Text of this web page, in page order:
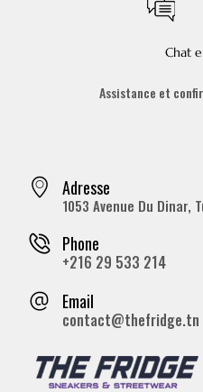
Chat
Assistance et
Adresse
1053 Avenue Du Dinar,
Phone
+216 29 533 214
Email
contact@thefridge.tn